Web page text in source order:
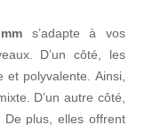
s’adapte à vos
D’un côté, les
polyvalente. Ainsi,
D’un autre côté,
De plus, elles offrent